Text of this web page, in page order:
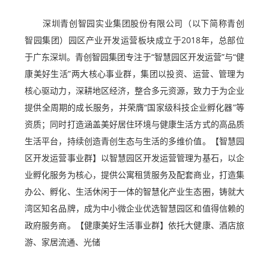
深圳青创智园实业集团股份有限公司（以下简称青创
智园集团）园区产业开发运营板块成立于2018年，总部位
于广东深圳。青创智园集团专注于“智慧园区开发运营”与“健
康美好生活”两大核心事业群，集团以投资、运营、管理为
核心驱动力，深耕地区经济，整合多元资源，致力于为企业
提供全周期的成长服务，并荣膺“国家级科技企业孵化器”等
资质；同时打造涵盖美好居住环境与健康生活方式的高品质
生活平台，持续创造青创生态与生活的多维价值。【智慧园
区开发运营事业群】以智慧园区开发运营管理为基石，以企
业孵化服务为核心，提供公寓租赁服务及配套商业，打造集
办公、孵化、生活休闲于一体的智慧化产业生态圈，铸就大
湾区知名品牌，成为中小微企业优选智慧园区和值得信赖的
政府服务商。【健康美好生活事业群】依托大健康、酒店旅
游、家居流通、光储